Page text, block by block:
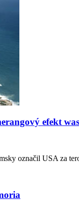
efekt
označil USA za